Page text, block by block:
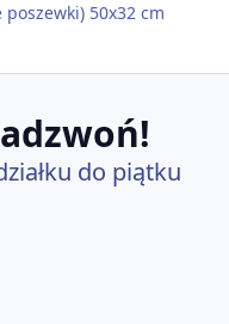
poszewki) 50x32 cm
do piątku